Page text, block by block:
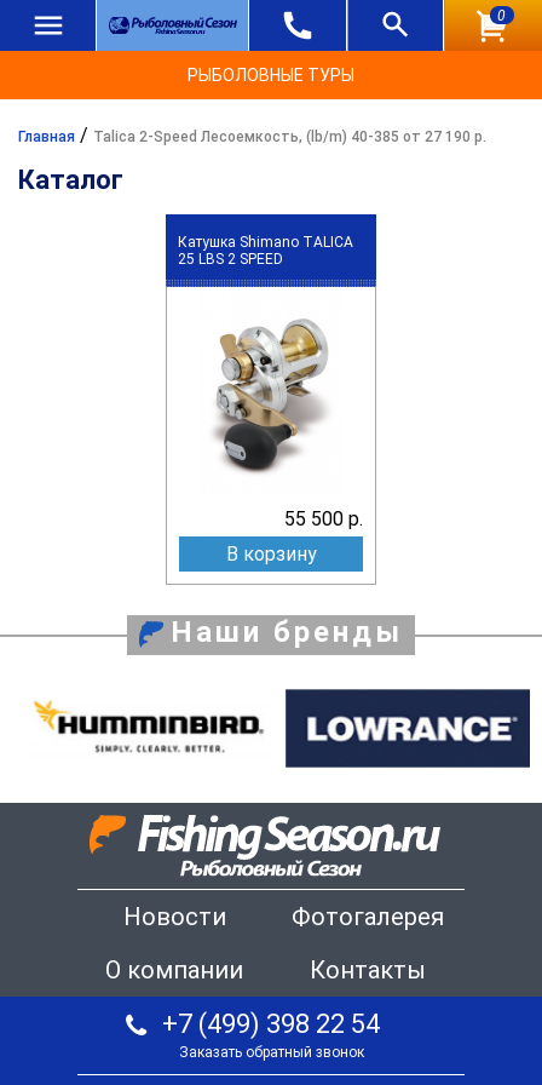
0
РЫБОЛОВНЫЕ ТУРЫ
Главная / Talica 2-Speed Лесоемкость, (lb/m) 40-385 от 27 190 р.
Каталог
Катушка Shimano TALICA
25 LBS 2 SPEED
55 500 р.
В корзину
Наши бренды
Новости
Фотогалерея
О компании
Контакты
+7 (499) 398 22 54
Заказать обратный звонок